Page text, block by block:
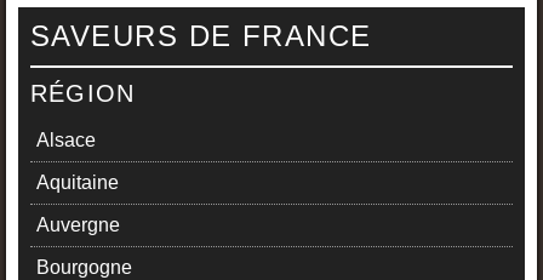
SAVEURS DE FRANCE
RÉGION
Alsace
Aquitaine
Auvergne
Bourgogne